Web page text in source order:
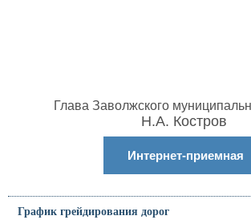
Глава Заволжского
Н.А. Костров
Интернет-приемная
График грейдирования дорог